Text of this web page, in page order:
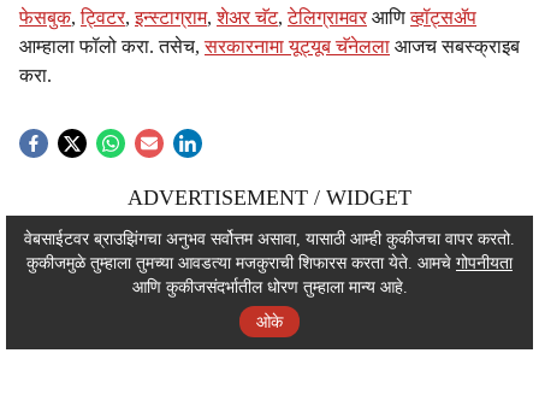
फेसबुक,ट्विटर,इन्स्टाग्राम,शेअर चॅट,टेलिग्रामवर आणिव्हॉट्सॲप
आम्हाला फॉलो करा. तसेच,सरकारनामा यूट्यूब चॅनेलला आजच सबस्क्राइब
करा.
ADVERTISEMENT / WIDGET
ADVERTISEMENT / WIDGET
ADVERTISEMENT / WIDGET
वेबसाईटवर ब्राउझिंगचा अनुभव सर्वोत्तम असावा, यासाठी आम्ही कुकीजचा वापर करतो.
कुकीजमुळे तुम्हाला तुमच्या आवडत्या मजकुराची शिफारस करता येते. आमचे गोपनीयता
आणि कुकीजसंदर्भातील धोरण तुम्हाला मान्य आहे.
ओके